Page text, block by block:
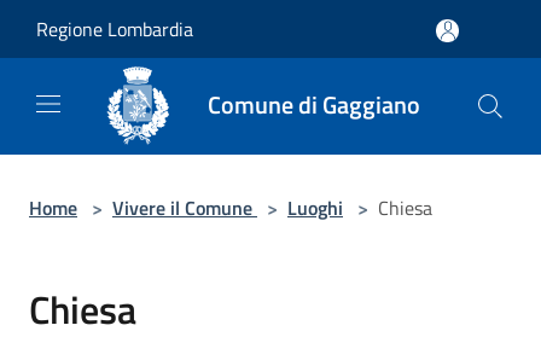
Regione Lombardia
Comune di Gaggiano
Home > Vivere il Comune > Luoghi > Chiesa
Chiesa